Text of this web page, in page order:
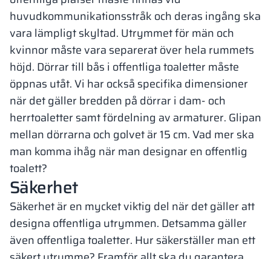
huvudkommunikationsstråk och deras ingång ska
vara lämpligt skyltad. Utrymmet för män och
kvinnor måste vara separerat över hela rummets
höjd. Dörrar till bås i offentliga toaletter måste
öppnas utåt. Vi har också specifika dimensioner
när det gäller bredden på dörrar i dam- och
herrtoaletter samt fördelning av armaturer. Glipan
mellan dörrarna och golvet är 15 cm. Vad mer ska
man komma ihåg när man designar en offentlig
toalett?
Säkerhet
Säkerhet är en mycket viktig del när det gäller att
designa offentliga utrymmen. Detsamma gäller
även offentliga toaletter. Hur säkerställer man ett